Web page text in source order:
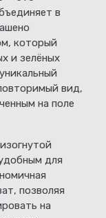
в
который
и зелёных
вид,
на поле
для
позволяя
на